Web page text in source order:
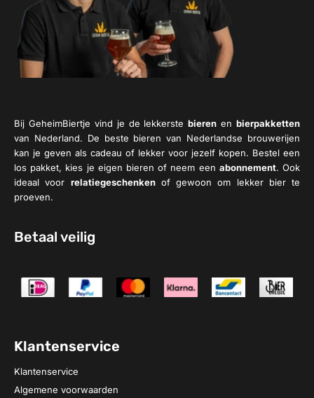
Bij GeheimBiertje vind je de lekkerstebieren en bierpakketten
van Nederland. De beste bieren van Nederlandse brouwerijen
kan je geven als cadeau of lekker voor jezelf kopen. Bestel een
los pakket, kies je eigen bieren of neem een abonnement. Ook
ideaal voor relatiegeschenkenof gewoon om lekker bier te
proeven.
Betaal veilig
Klantenservice
Klantenservice
Algemene voorwaarden